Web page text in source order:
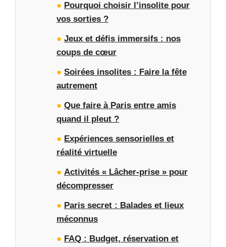
● Pourquoi choisir l’insolite pour
vos sorties ?
● Jeux et défis immersifs : nos
coups de cœur
● Soirées insolites : Faire la fête
autrement
● Que faire à Paris entre amis
quand il pleut ?
● Expériences sensorielles et
réalité virtuelle
● Activités « Lâcher-prise » pour
décompresser
● Paris secret : Balades et lieux
méconnus
● FAQ : Budget, réservation et